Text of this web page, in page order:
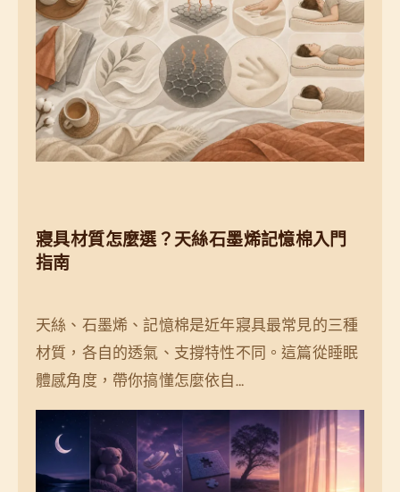
寢具材質怎麼選？天絲石墨烯記憶棉入門
指南
天絲、石墨烯、記憶棉是近年寢具最常見的三種
材質，各自的透氣、支撐特性不同。這篇從睡眠
體感角度，帶你搞懂怎麼依自…